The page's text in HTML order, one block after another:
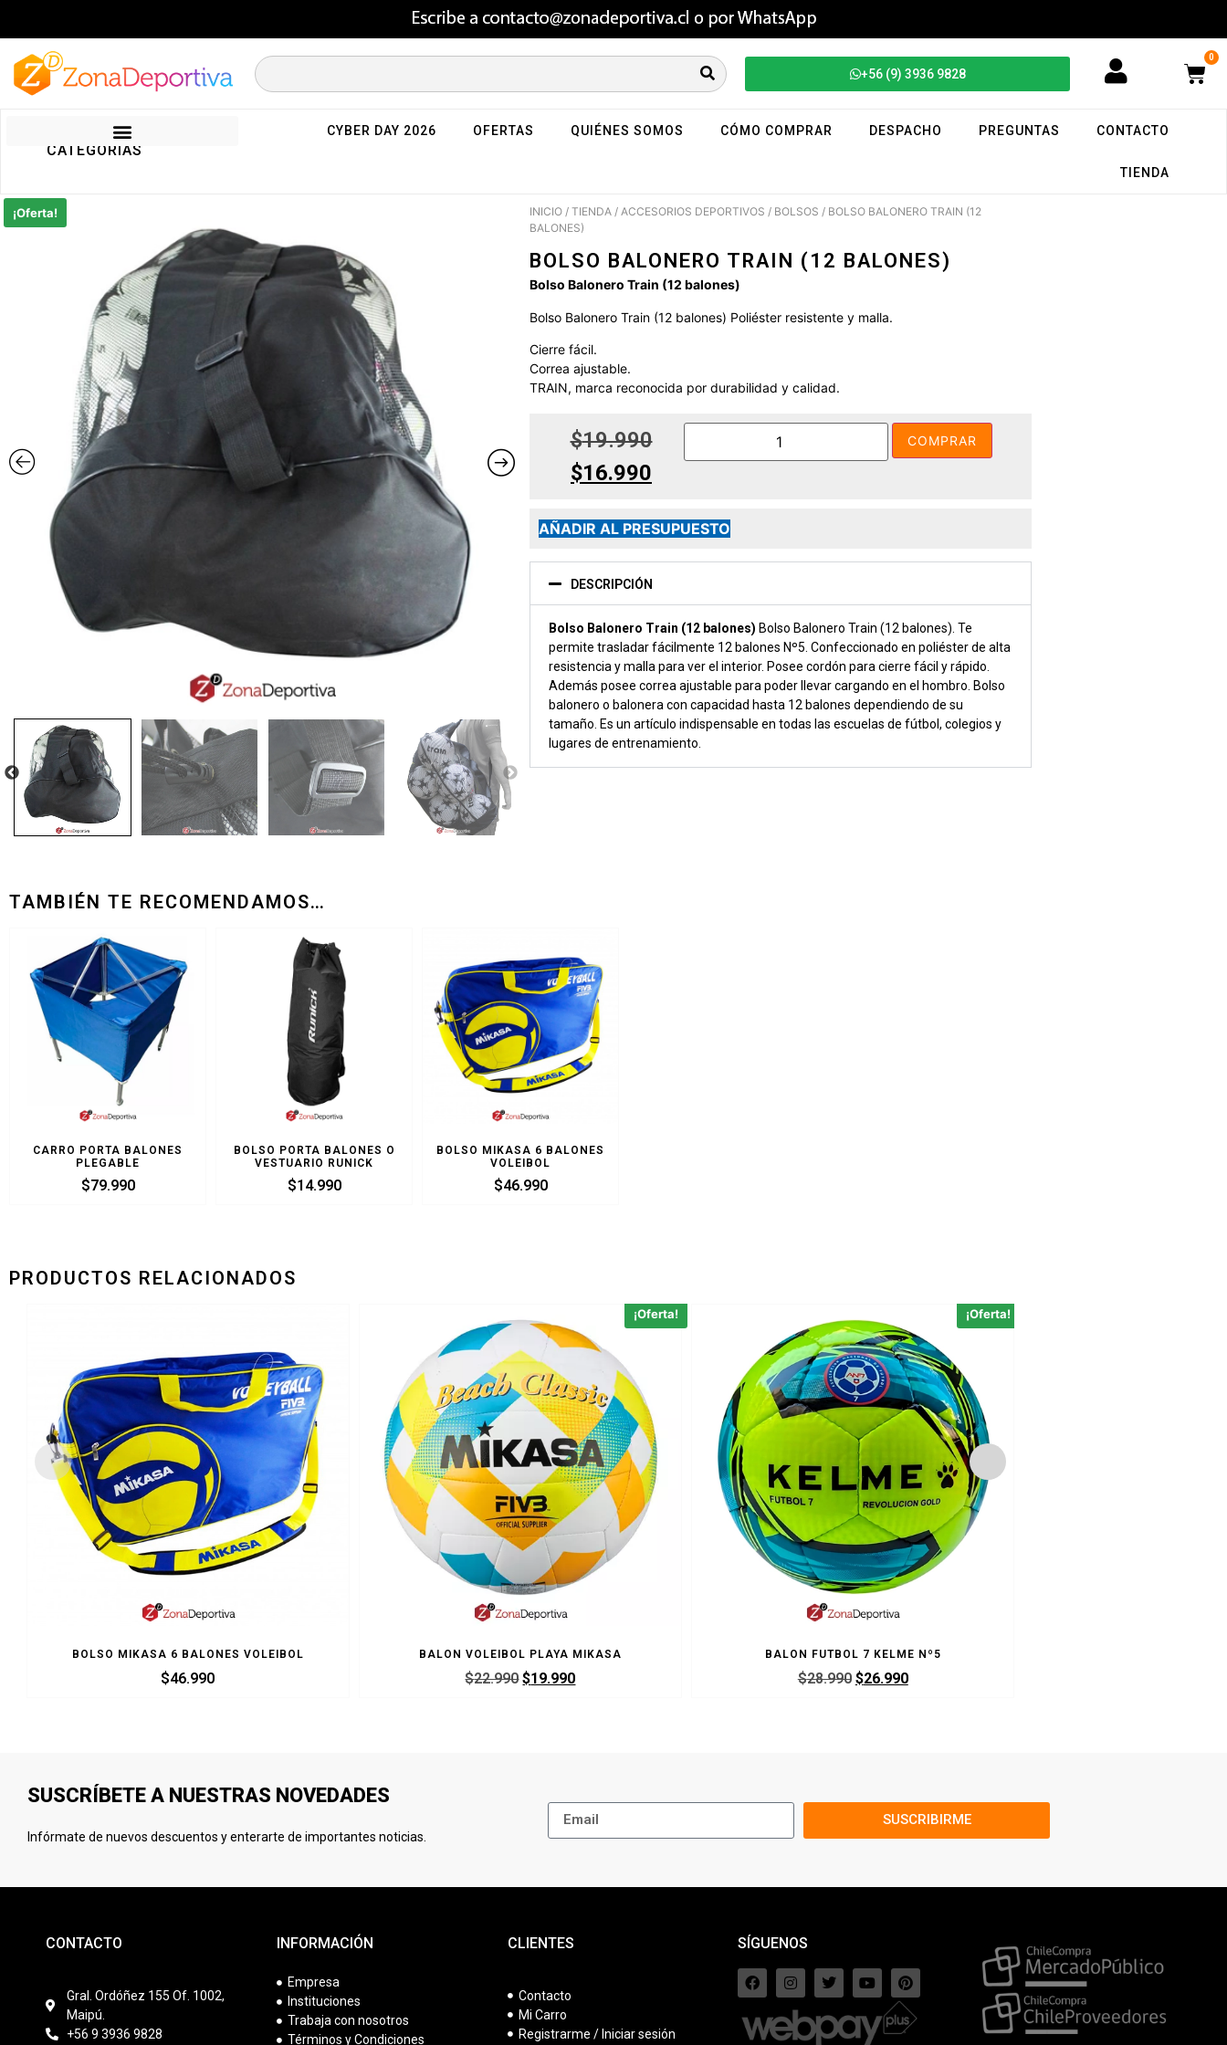
+56 (9) 3936 9828
0
CATEGORIAS
CYBER DAY 2026 OFERTAS QUIÉNES SOMOS CÓMO COMPRAR DESPACHO PREGUNTAS CONTACTO
TIENDA
¡Oferta! INICIO / TIENDA / ACCESORIOS DEPORTIVOS / BOLSOS / BOLSO BALONERO TRAIN (12
BALONES)
BOLSO BALONERO TRAIN (12 BALONES)
Bolso Balonero Train (12 balones)
Bolso Balonero Train (12 balones) Poliéster resistente y malla.
Cierre fácil.
Correa ajustable.
TRAIN, marca reconocida por durabilidad y calidad.
$19.990
$16.990
COMPRAR
AÑADIR AL PRESUPUESTO
DESCRIPCIÓN
Bolso Balonero Train (12 balones) Bolso Balonero Train (12 balones). Te
permite trasladar fácilmente 12 balones Nº5. Confeccionado en poliéster de alta
resistencia y malla para ver el interior. Posee cordón para cierre fácil y rápido.
Además posee correa ajustable para poder llevar cargando en el hombro. Bolso
balonero o balonera con capacidad hasta 12 balones dependiendo de su
tamaño. Es un artículo indispensable en todas las escuelas de fútbol, colegios y
lugares de entrenamiento.
TAMBIÉN TE RECOMENDAMOS…
CARRO PORTA BALONES
PLEGABLE
$79.990
BOLSO PORTA BALONES O
VESTUARIO RUNICK
$14.990
BOLSO MIKASA 6 BALONES
VOLEIBOL
$46.990
PRODUCTOS RELACIONADOS
BOLSO MIKASA 6 BALONES VOLEIBOL
$46.990
¡Oferta!
BALON VOLEIBOL PLAYA MIKASA
$22.990 $19.990
¡Oferta!
BALON FUTBOL 7 KELME Nº5
$28.990 $26.990
SUSCRÍBETE A NUESTRAS NOVEDADES
Infórmate de nuevos descuentos y enterarte de importantes noticias.
SUSCRIBIRME
CONTACTO
Gral. Ordóñez 155 Of. 1002,
Maipú.
+56 9 3936 9828
INFORMACIÓN
Empresa
Instituciones
Trabaja con nosotros
Términos y Condiciones
CLIENTES
Contacto
Mi Carro
Registrarme / Iniciar sesión
SÍGUENOS